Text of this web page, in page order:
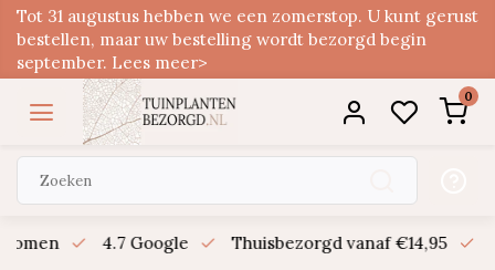
Tot 31 augustus hebben we een zomerstop. U kunt gerust
bestellen, maar uw bestelling wordt bezorgd begin
september. Lees meer>
0
4.7 Google Thuisbezorgd vanaf €14,95